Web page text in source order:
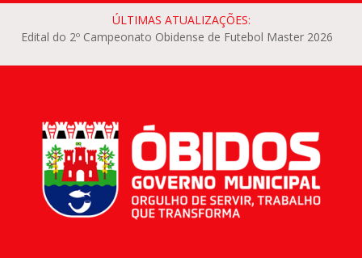
ÚLTIMAS ATUALIZAÇÕES:
Edital do 2º Campeonato Obidense de Futebol Master 2026